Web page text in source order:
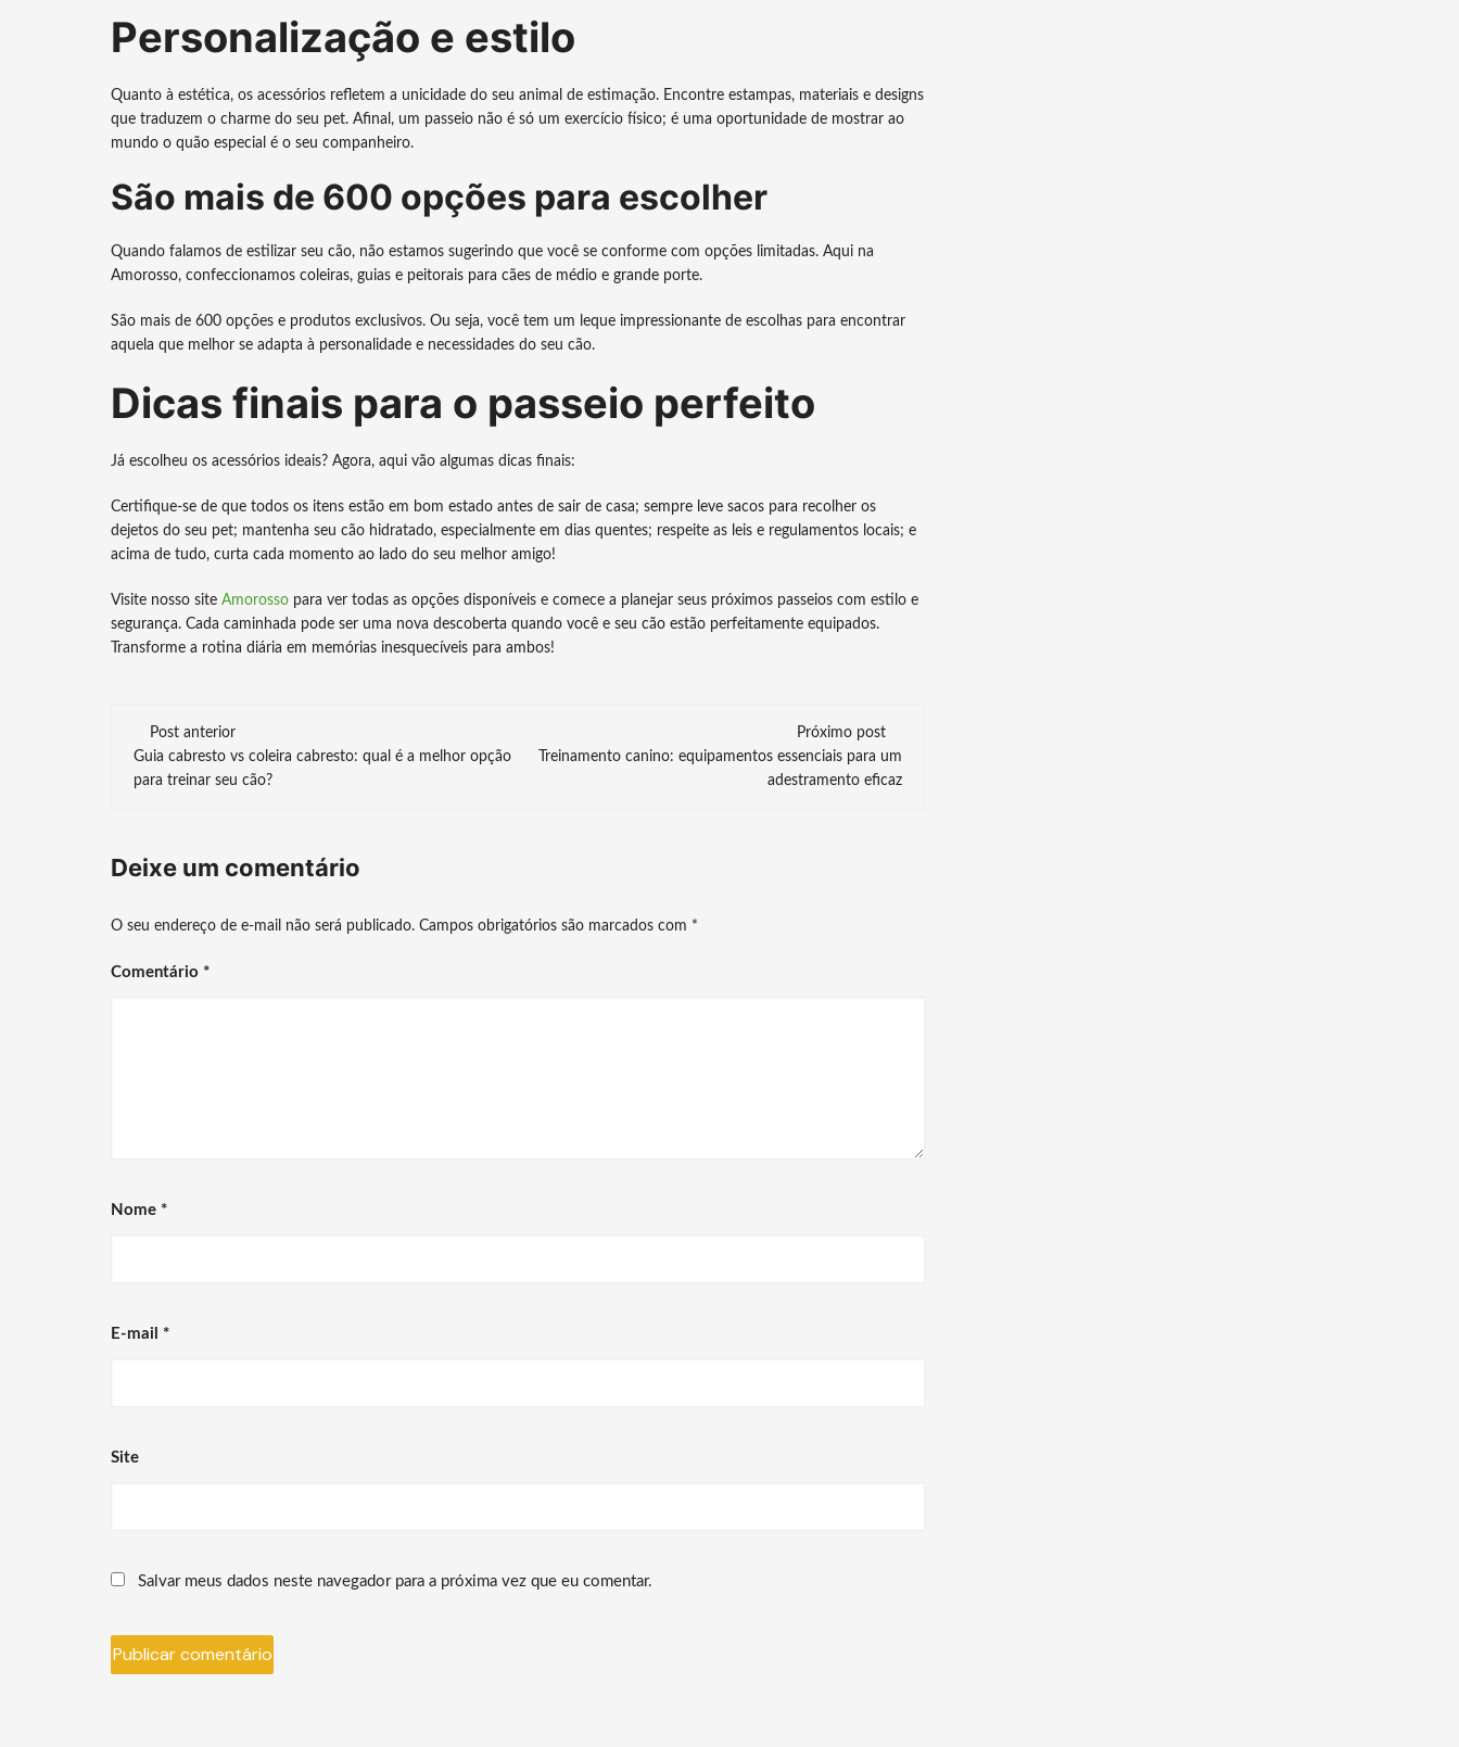
Personalização e estilo
Quanto à estética, os acessórios refletem a unicidade do seu animal de estimação. Encontre estampas, materiais e designs
que traduzem o charme do seu pet. Afinal, um passeio não é só um exercício físico; é uma oportunidade de mostrar ao
mundo o quão especial é o seu companheiro.
São mais de 600 opções para escolher
Quando falamos de estilizar seu cão, não estamos sugerindo que você se conforme com opções limitadas. Aqui na
Amorosso, confeccionamos coleiras, guias e peitorais para cães de médio e grande porte.
São mais de 600 opções e produtos exclusivos. Ou seja, você tem um leque impressionante de escolhas para encontrar
aquela que melhor se adapta à personalidade e necessidades do seu cão.
Dicas finais para o passeio perfeito
Já escolheu os acessórios ideais? Agora, aqui vão algumas dicas finais:
Certifique-se de que todos os itens estão em bom estado antes de sair de casa; sempre leve sacos para recolher os
dejetos do seu pet; mantenha seu cão hidratado, especialmente em dias quentes; respeite as leis e regulamentos locais; e
acima de tudo, curta cada momento ao lado do seu melhor amigo!
Visite nosso site Amorosso para ver todas as opções disponíveis e comece a planejar seus próximos passeios com estilo e
segurança. Cada caminhada pode ser uma nova descoberta quando você e seu cão estão perfeitamente equipados.
Transforme a rotina diária em memórias inesquecíveis para ambos!
Navegação
de
Post anterior
Guia cabresto vs coleira cabresto: qual é a melhor opção
para treinar seu cão?
Próximo post
Treinamento canino: equipamentos essenciais para um
adestramento eficaz
Deixe um comentário
O seu endereço de e-mail não será publicado. Campos obrigatórios são marcados com *
Comentário *
Nome *
E-mail *
Site
Salvar meus dados neste navegador para a próxima vez que eu comentar.